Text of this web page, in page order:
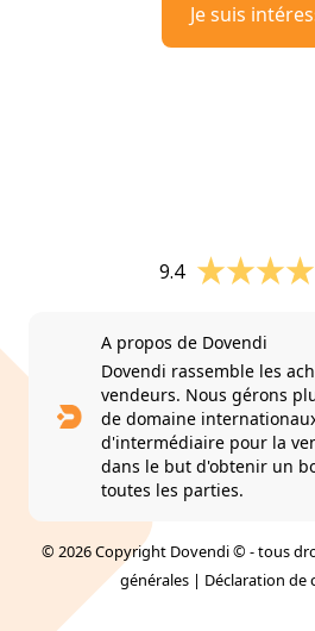
Je suis
9.4
A propos de Dovendi
Dovendi rassemble les
vendeurs. Nous gérons
de domaine
d'intermédiaire pour la
dans le but d'obtenir un
toutes les parties.
© 2026 Copyright Dovendi © - tous
générales | Déclaration